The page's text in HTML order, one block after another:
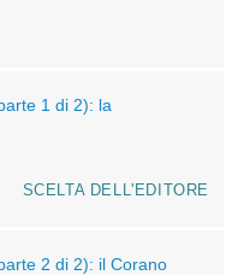
1 di 2): la
SCELTA DELL'EDITORE
2 di 2): il Corano